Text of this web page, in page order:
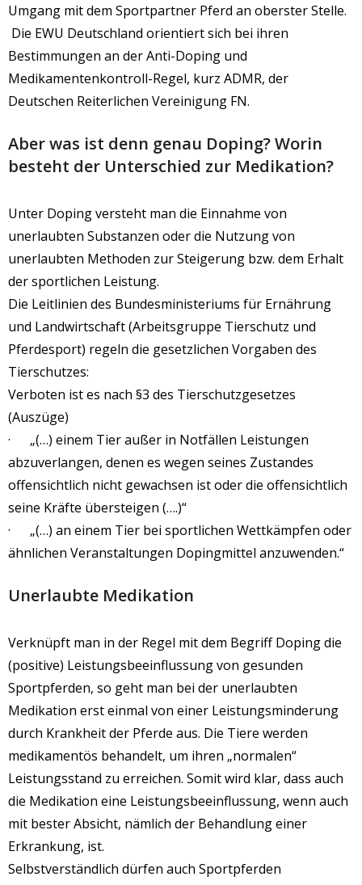
Umgang mit dem Sportpartner Pferd an oberster Stelle.
Die EWU Deutschland orientiert sich bei ihren
Bestimmungen an der Anti-Doping und
Medikamentenkontroll-Regel, kurz ADMR, der
Deutschen Reiterlichen Vereinigung FN.
Aber was ist denn genau Doping? Worin
besteht der Unterschied zur Medikation?
Unter Doping versteht man die Einnahme von
unerlaubten Substanzen oder die Nutzung von
unerlaubten Methoden zur Steigerung bzw. dem Erhalt
der sportlichen Leistung.
Die Leitlinien des Bundesministeriums für Ernährung
und Landwirtschaft (Arbeitsgruppe Tierschutz und
Pferdesport) regeln die gesetzlichen Vorgaben des
Tierschutzes:
Verboten ist es nach §3 des Tierschutzgesetzes
(Auszüge)
· „(…) einem Tier außer in Notfällen Leistungen
abzuverlangen, denen es wegen seines Zustandes
offensichtlich nicht gewachsen ist oder die offensichtlich
seine Kräfte übersteigen (….)“
· „(…) an einem Tier bei sportlichen Wettkämpfen oder
ähnlichen Veranstaltungen Dopingmittel anzuwenden.“
Unerlaubte Medikation
Verknüpft man in der Regel mit dem Begriff Doping die
(positive) Leistungsbeeinflussung von gesunden
Sportpferden, so geht man bei der unerlaubten
Medikation erst einmal von einer Leistungsminderung
durch Krankheit der Pferde aus. Die Tiere werden
medikamentös behandelt, um ihren „normalen“
Leistungsstand zu erreichen. Somit wird klar, dass auch
die Medikation eine Leistungsbeeinflussung, wenn auch
mit bester Absicht, nämlich der Behandlung einer
Erkrankung, ist.
Selbstverständlich dürfen auch Sportpferden